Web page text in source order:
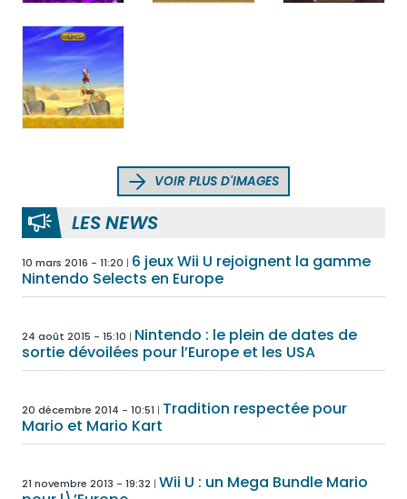
VOIR PLUS D'IMAGES
LES NEWS
10 mars 2016 - 11:20
6 jeux Wii U rejoignent la gamme
Nintendo Selects en Europe
24 août 2015 - 15:10
Nintendo : le plein de dates de
sortie dévoilées pour l’Europe et les USA
20 décembre 2014 - 10:51
Tradition respectée pour
Mario et Mario Kart
21 novembre 2013 - 19:32
Wii U : un Mega Bundle Mario